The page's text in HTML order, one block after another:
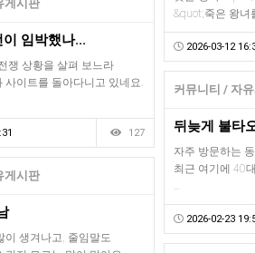
&quot;죽은 왕녀
2026-03-12
게시판
임박했나...
쟁 상황을 살펴 보느라
사이트를 돌아다니고 있네요.
127
커뮤니티 / 자
뒤늦게 불타
자주 방문하는
최근 여기에 40
…
2026-02-23
게시판
이 생겨나고, 줄임말도